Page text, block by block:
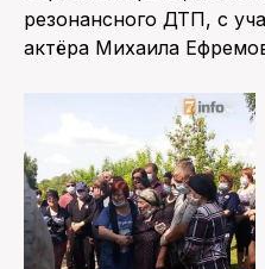
резонансного ДТП, с
актёра Михаила